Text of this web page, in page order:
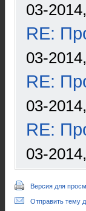
03-
RE:
03-
RE:
03-
RE:
03-
Версия для
Отправить тему